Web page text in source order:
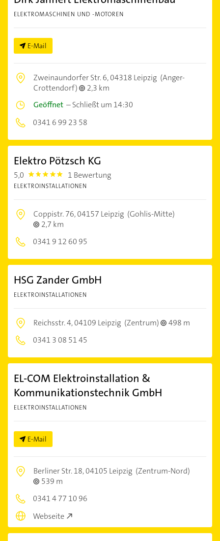
ELEKTROMASCHINEN UND -MOTOREN
E-Mail
Zweinaundorfer Str. 6,04318 Leipzig (Anger-
Crottendorf)
2,3 km
Geöffnet –Schließt um 14:30
0341 6 99 23 58
Elektro Pötzsch KG
5,0 5.0 1 Bewertung
ELEKTROINSTALLATIONEN
Coppistr. 76,04157 Leipzig (Gohlis-Mitte)
2,7 km
0341 9 12 60 95
HSG Zander GmbH
ELEKTROINSTALLATIONEN
Reichsstr. 4,04109 Leipzig (Zentrum)
498 m
0341 3 08 51 45
EL-COM Elektroinstallation &
Kommunikationstechnik GmbH
ELEKTROINSTALLATIONEN
E-Mail
Berliner Str. 18,04105 Leipzig (Zentrum-Nord)
539 m
0341 4 77 10 96
Webseite